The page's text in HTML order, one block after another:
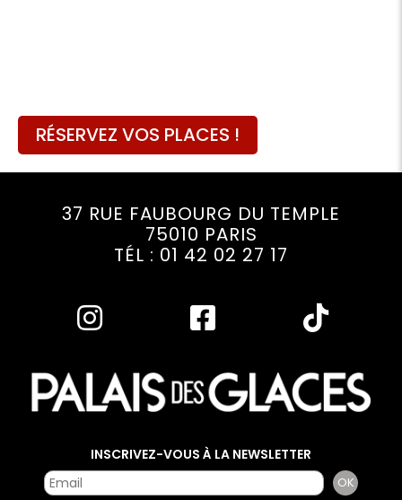
RÉSERVEZ VOS PLACES !
37 RUE FAUBOURG DU TEMPLE
75010 PARIS
TÉL : 01 42 02 27 17
INSCRIVEZ-VOUS À LA NEWSLETTER